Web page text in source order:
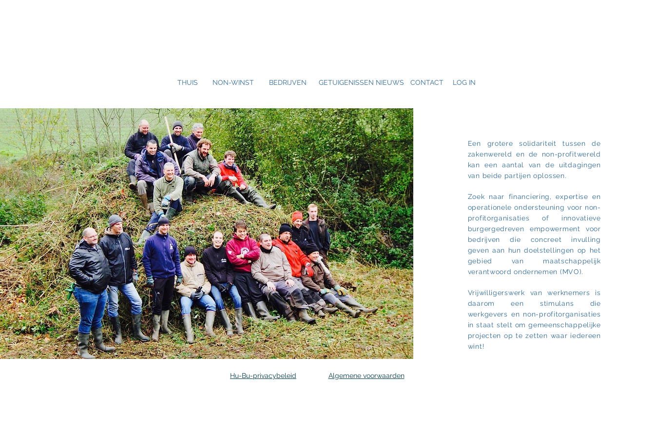
THUIS NON-WINST BEDRIJVEN GETUIGENISSEN NIEUWS CONTACT LOG IN
Een grotere solidariteit tussen de
zakenwereld en de non-profitwereld
kan een aantal van de uitdagingen
van beide partijen oplossen.
Zoek naar financiering, expertise en
operationele ondersteuning voor non-
profitorganisaties of innovatieve
burgergedreven empowerment voor
bedrijven die concreet invulling
geven aan hun doelstellingen op het
gebied van maatschappelijk
verantwoord ondernemen (MVO).
Vrijwilligerswerk van werknemers is
daarom een stimulans die
werkgevers en non-profitorganisaties
in staat stelt om gemeenschappelijke
projecten op te zetten waar iedereen
wint!
Hu-Bu-privacybeleid Algemene voorwaarden